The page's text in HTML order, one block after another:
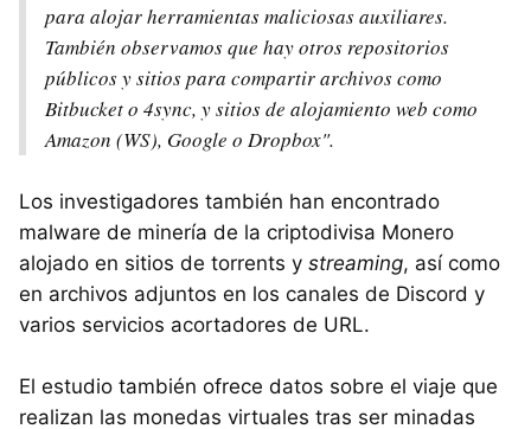
para alojar herramientas maliciosas auxiliares.
También observamos que hay otros repositorios
públicos y sitios para compartir archivos como
Bitbucket o 4sync, y sitios de alojamiento web como
Amazon (WS), Google o Dropbox".
Los investigadores también han encontrado
malware de minería de la criptodivisa Monero
alojado en sitios de torrents y streaming, así como
en archivos adjuntos en los canales de Discord y
varios servicios acortadores de URL.
El estudio también ofrece datos sobre el viaje que
realizan las monedas virtuales tras ser minadas